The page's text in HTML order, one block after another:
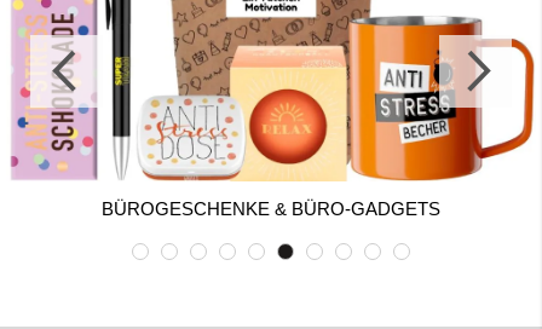
BÜROGESCHENKE & BÜRO-GADGETS